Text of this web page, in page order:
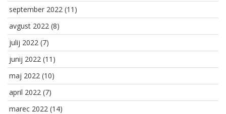
september 2022 (11)
avgust 2022 (8)
julij 2022 (7)
junij 2022 (11)
maj 2022 (10)
april 2022 (7)
marec 2022 (14)